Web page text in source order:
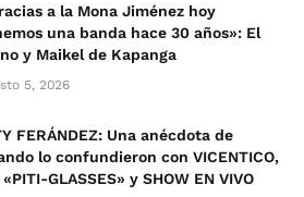
a la Mona Jiménez hoy
una banda hace 30 años»: El
y Maikel de Kapanga
5, 2026
FERÁNDEZ: Una anécdota de
lo confundieron con VICENTICO,
«PITI-GLASSES» y SHOW EN VIVO